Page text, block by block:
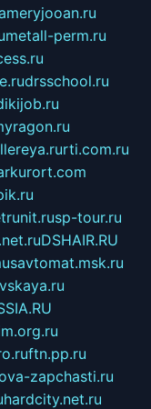
metall-perm.ru
drsschool.ru
rti.com.ru
sp-tour.ru
DSHAIR.RU
ftn.pp.ru
zapchasti.ru
hardcity.net.ru